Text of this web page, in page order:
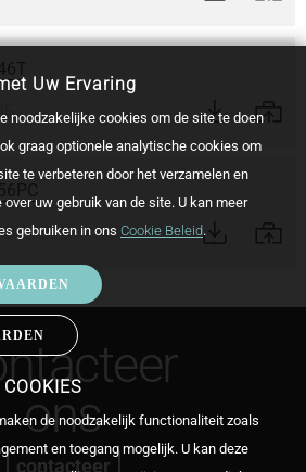
ons
contacteer
Uw Ervaring
noodzakelijke cookies om de site te doen
graag optionele analytische cookies om
te verbeteren door het verzamelen en
uw gebruik van de site. U kan meer
gebruiken in ons Cookie Beleid.
CONSENT
de noodzakelijk functionaliteit zoals
en toegang mogelijk. U kan deze